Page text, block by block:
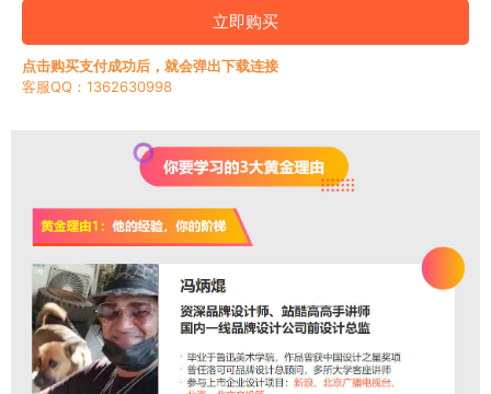
立即购买
点击购买支付成功后，就会弹出下载连接
客服QQ：1362630998